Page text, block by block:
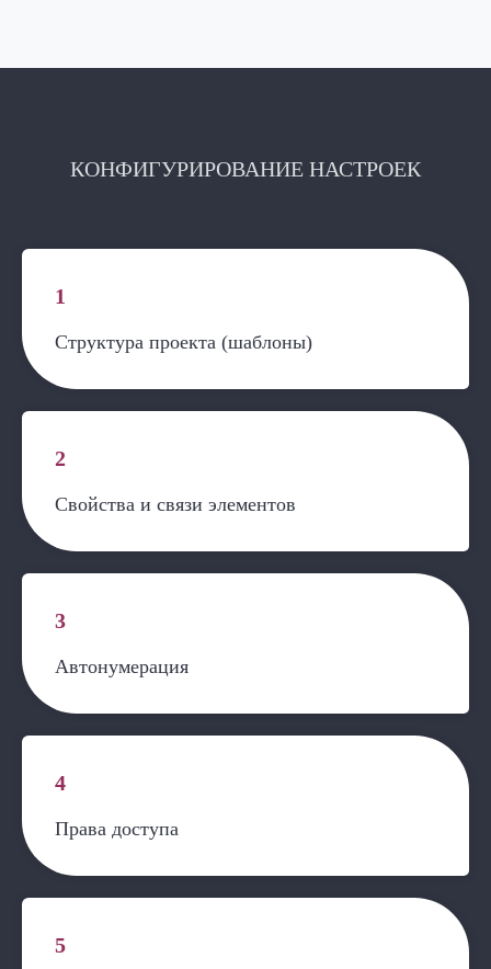
КОНФИГУРИРОВАНИЕ НАСТРОЕК
1
Структура проекта (шаблоны)
2
Свойства и связи элементов
3
Автонумерация
4
Права доступа
5